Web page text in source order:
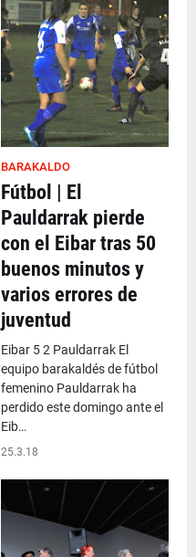
BARAKALDO
Fútbol | El
Pauldarrak pierde
con el Eibar tras 50
buenos minutos y
varios errores de
juventud
Eibar 5 2 Pauldarrak El
equipo barakaldés de fútbol
femenino Pauldarrak ha
perdido este domingo ante el
Eib…
25.3.18